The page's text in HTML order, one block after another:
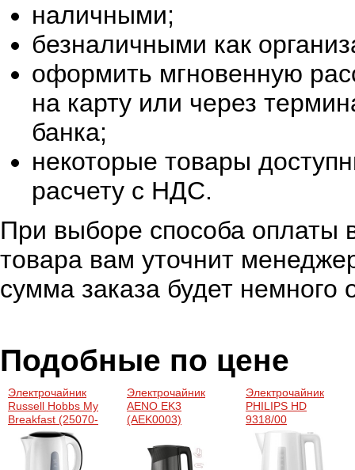
наличными;
безналичными как
оформить мгновенную
на карту или через
банка;
некоторые товары
расчету с НДС.
При выборе способа оплаты
товара вам уточнит
сумма заказа будет немного
Подобные по цене
Электрочайник
Russell Hobbs My
Breakfast (25070-
Электрочайник
AENO EK3
(AEK0003)
Электрочайник
PHILIPS HD
9318/00
(HD9318/00)